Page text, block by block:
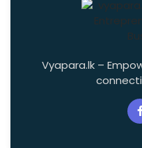
Vyapara.lk –